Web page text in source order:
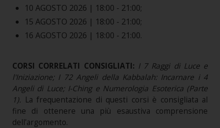
10 AGOSTO 2026 | 18:00 - 21:00;
15 AGOSTO 2026 | 18:00 - 21:00;
16 AGOSTO 2026 | 18:00 - 21:00.
CORSI CORRELATI CONSIGLIATI: I 7 Raggi di Luce e
l'Iniziazione; I 72 Angeli della Kabbalah: Incarnare i 4
Angeli di Luce; I-Ching e Numerologia Esoterica (Parte
1). La frequentazione di questi corsi è consigliata al
fine di ottenere una più esaustiva comprensione
dell'argomento.